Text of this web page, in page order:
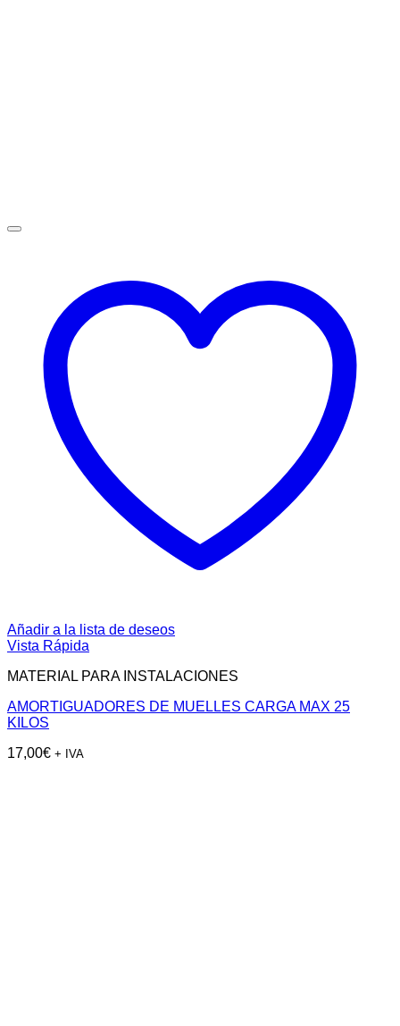
Añadir a la lista de deseos
Vista Rápida
MATERIAL PARA INSTALACIONES
AMORTIGUADORES DE MUELLES CARGA MAX 25
KILOS
17,00€ + IVA